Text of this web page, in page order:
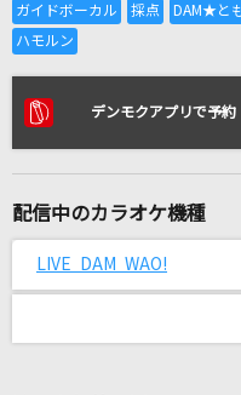
リアルタイム
怪獣の花唄
キセキ
GReeeeN
[生音]銀の龍の背に
中島みゆき
デンモクアプリで予約
配信中のカラオケ機種
LIVE DAM WAO!